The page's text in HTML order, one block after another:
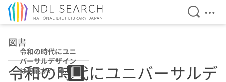
Open
図書
令和の時代にユニ
バーサルデザイン
は可能か? : 障害
体験者が今こそバ
令和の時代にユニバーサルデ